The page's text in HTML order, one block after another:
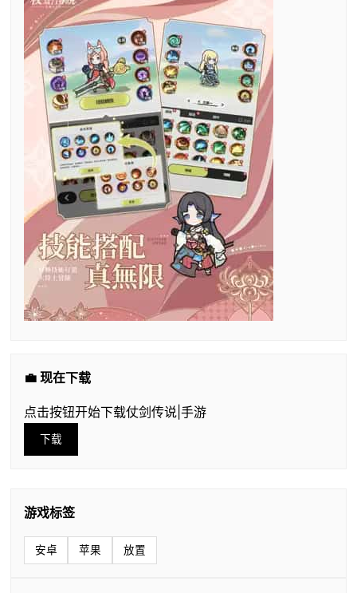
💼 现在下载
点击按钮开始下载仗剑传说|手游
下载
游戏标签
安卓 苹果 放置